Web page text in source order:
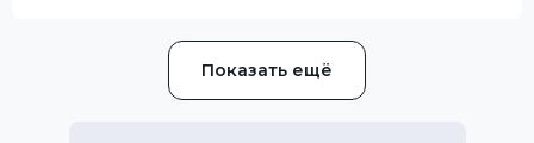
Показать ещё